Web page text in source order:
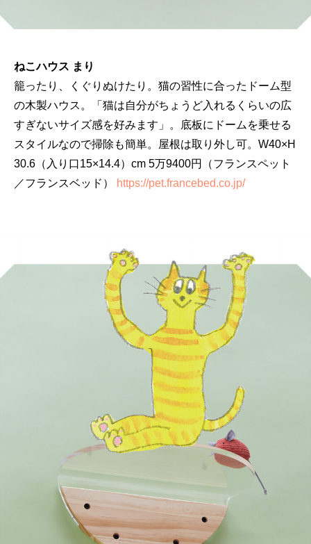
ねこハウス まり
籠ったり、くぐりぬけたり。猫の習性に合ったドーム型
の木製ハウス。「猫は自分がちょうど入れるくらいの広
すぎないサイズ感を好みます」。底板にドームを乗せる
スタイルなので掃除も簡単。屋根は取り外し可。W40×H
30.6（入り口15×14.4）cm 5万9400円（フランスペット
／フランスベッド）
https://pet.francebed.co.jp/